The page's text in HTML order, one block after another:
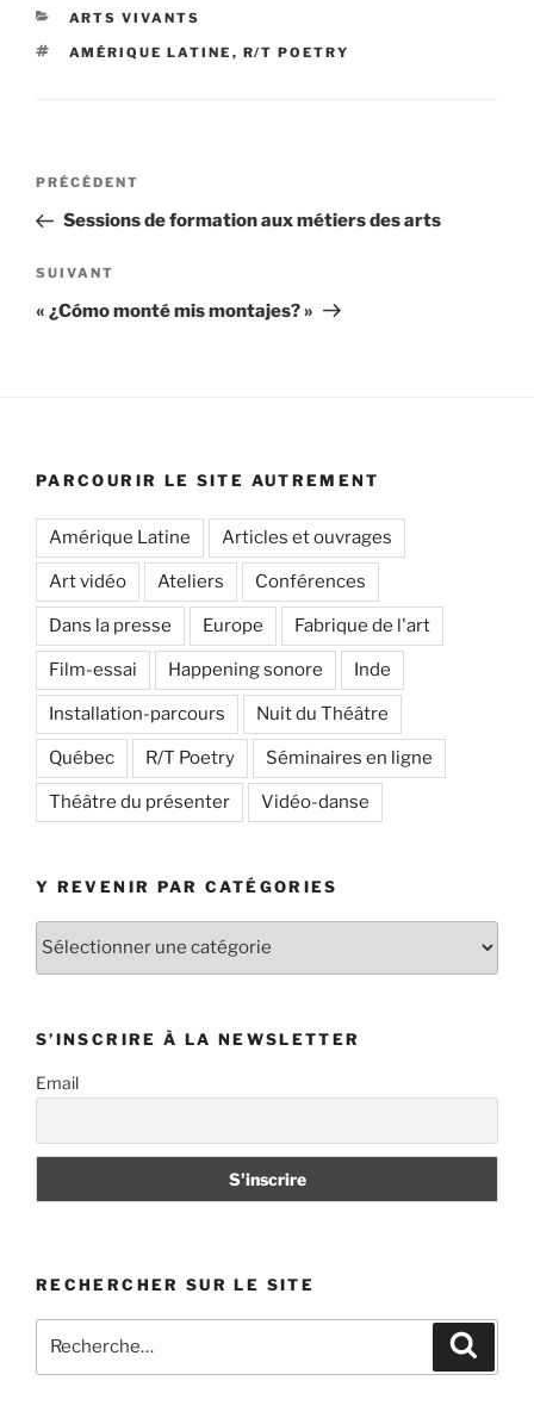
CATÉGORIES
ARTS VIVANTS
ÉTIQUETTES
AMÉRIQUE LATINE , R/T POETRY
Navigation
l’article
Article
précédent
PRÉCÉDENT
Sessions de formation aux métiers des arts
Article
suivant
SUIVANT
« ¿Cómo monté mis montajes? »
PARCOURIR LE SITE AUTREMENT
Amérique Latine Articles et ouvrages
Art vidéo Ateliers Conférences
Dans la presse Europe Fabrique de l'art
Film-essai Happening sonore Inde
Installation-parcours Nuit du Théâtre
Québec R/T Poetry Séminaires en ligne
Théâtre du présenter Vidéo-danse
Y REVENIR PAR CATÉGORIES
Y
S’INSCRIRE À LA NEWSLETTER
Email
RECHERCHER SUR LE SITE
pour